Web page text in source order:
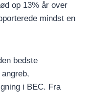
op 13% år over
mindst en
bedste
i BEC. Fra